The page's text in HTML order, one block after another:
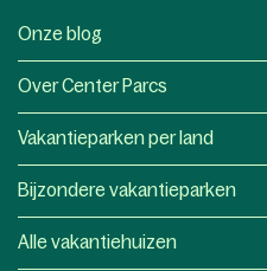
Onze blog
Over Center Parcs
Vakantieparken per land
Bijzondere vakantieparken
Alle vakantiehuizen